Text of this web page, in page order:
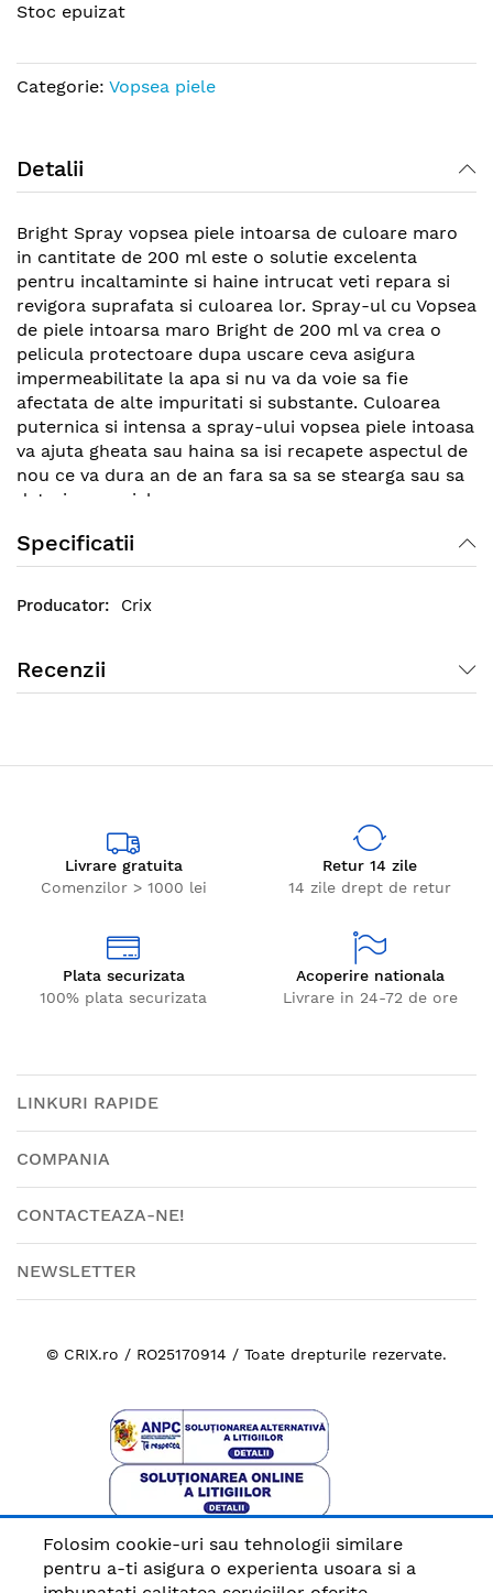
beginning
the
images
Stoc epuizat
Categorie: Vopsea piele
Detalii
Bright Spray vopsea piele intoarsa de culoare maro
in cantitate de 200 ml este o solutie excelenta
pentru incaltaminte si haine intrucat veti repara si
revigora suprafata si culoarea lor. Spray-ul cu Vopsea
de piele intoarsa maro Bright de 200 ml va crea o
pelicula protectoare dupa uscare ceva asigura
impermeabilitate la apa si nu va da voie sa fie
afectata de alte impuritati si substante. Culoarea
puternica si intensa a spray-ului vopsea piele intoasa
va ajuta gheata sau haina sa isi recapete aspectul de
nou ce va dura an de an fara sa sa se stearga sau sa
deterioreze pielea.
Specificatii
Crix
Recenzii
Livrare gratuita
Comenzilor > 1000 lei
Retur 14 zile
14 zile drept de retur
Plata securizata
100% plata securizata
Acoperire nationala
Livrare in 24-72 de ore
LINKURI RAPIDE
COMPANIA
CONTACTEAZA-NE!
NEWSLETTER
© CRIX.ro / RO25170914 / Toate drepturile rezervate.
Plata sigura cu
Folosim cookie-uri sau tehnologii similare
pentru a-ti asigura o experienta usoara si a